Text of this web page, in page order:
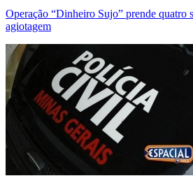
Operação “Dinheiro Sujo” prende quatro
agiotagem